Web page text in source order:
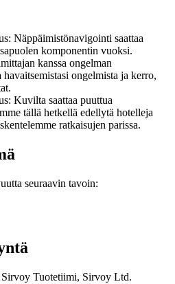
Näppäimistönavigointi saattaa
komponentin vuoksi.
kanssa ongelman
ongelmista ja kerro,
Kuvilta saattaa puuttua
tällä hetkellä edellytä hotelleja
ratkaisujen parissa.
seuraavin tavoin:
Tuotetiimi, Sirvoy Ltd.